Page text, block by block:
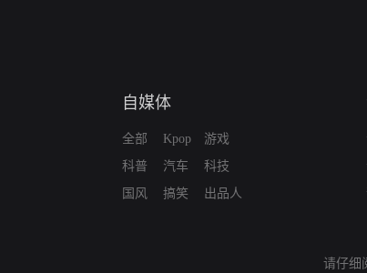
自媒体
全部
科普
国风
Kpop
汽车
搞笑
游戏
科技
出品人
请仔细